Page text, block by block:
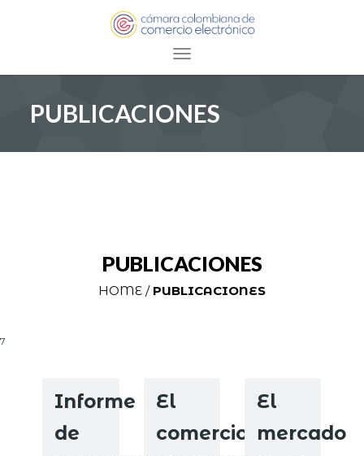
Toggle navigation
PUBLICACIONES
PUBLICACIONES
HOME / PUBLICACIONES
7
Informe
de
El
comercio
El
mercado